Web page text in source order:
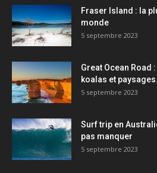
Fraser Island : la
monde
5 septembre 2023
Great Ocean Road
koalas et
5 septembre 2023
Surf trip en
pas manquer
5 septembre 2023